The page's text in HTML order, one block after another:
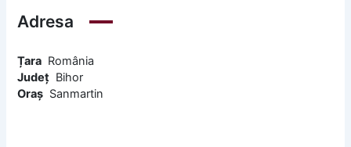
Adresa
Țara România
Județ Bihor
Oraș Sanmartin